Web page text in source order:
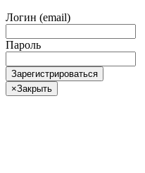
Логин (email)
Пароль
Зарегистрироваться
×Закрыть